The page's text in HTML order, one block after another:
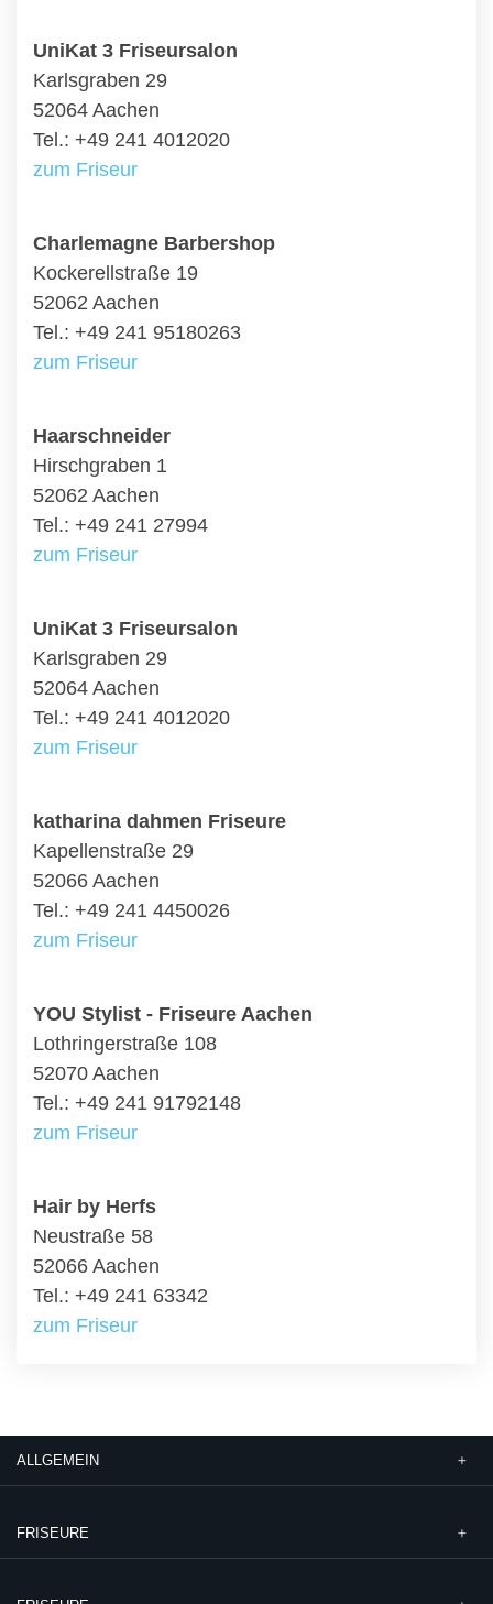
UniKat 3 Friseursalon
Karlsgraben 29
52064 Aachen
Tel.: +49 241 4012020
zum Friseur
Charlemagne Barbershop
Kockerellstraße 19
52062 Aachen
Tel.: +49 241 95180263
zum Friseur
Haarschneider
Hirschgraben 1
52062 Aachen
Tel.: +49 241 27994
zum Friseur
UniKat 3 Friseursalon
Karlsgraben 29
52064 Aachen
Tel.: +49 241 4012020
zum Friseur
katharina dahmen Friseure
Kapellenstraße 29
52066 Aachen
Tel.: +49 241 4450026
zum Friseur
YOU Stylist - Friseure Aachen
Lothringerstraße 108
52070 Aachen
Tel.: +49 241 91792148
zum Friseur
Hair by Herfs
Neustraße 58
52066 Aachen
Tel.: +49 241 63342
zum Friseur
ALLGEMEIN
FRISEURE